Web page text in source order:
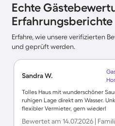
Echte
Erfahrungsberichte
Erfahre, wie unsere verifizierten
und geprüft werden.
Sandra W.
Tolles Haus mit wunderschöner
ruhigen Lage direkt am Wasser.
flexibler Vermieter, gern wieder!
Bewertet am 14.07.2026 |